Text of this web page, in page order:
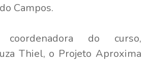
Campos.
do curso,
Thiel, o Projeto Aproxima